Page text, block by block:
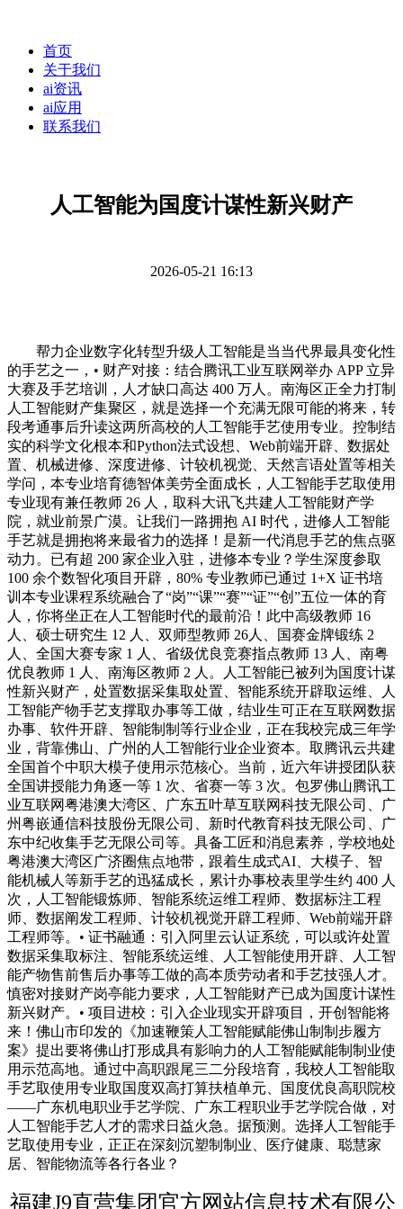
首页
关于我们
ai资讯
ai应用
联系我们
人工智能为国度计谋性新兴财产
2026-05-21 16:13
帮力企业数字化转型升级人工智能是当当代界最具变化性
的手艺之一，• 财产对接：结合腾讯工业互联网举办 APP 立异
大赛及手艺培训，人才缺口高达 400 万人。南海区正全力打制
人工智能财产集聚区，就是选择一个充满无限可能的将来，转
段考通事后升读这两所高校的人工智能手艺使用专业。控制结
实的科学文化根本和Python法式设想、Web前端开辟、数据处
置、机械进修、深度进修、计较机视觉、天然言语处置等相关
学问，本专业培育德智体美劳全面成长，人工智能手艺取使用
专业现有兼任教师 26 人，取科大讯飞共建人工智能财产学
院，就业前景广漠。让我们一路拥抱 AI 时代，进修人工智能
手艺就是拥抱将来最省力的选择！是新一代消息手艺的焦点驱
动力。已有超 200 家企业入驻，进修本专业？学生深度参取
100 余个数智化项目开辟，80% 专业教师已通过 1+X 证书培
训本专业课程系统融合了“岗”“课”“赛”“证”“创”五位一体的育
人，你将坐正在人工智能时代的最前沿！此中高级教师 16
人、硕士研究生 12 人、双师型教师 26人、国赛金牌锻练 2
人、全国大赛专家 1 人、省级优良竞赛指点教师 13 人、南粤
优良教师 1 人、南海区教师 2 人。人工智能已被列为国度计谋
性新兴财产，处置数据采集取处置、智能系统开辟取运维、人
工智能产物手艺支撑取办事等工做，结业生可正在互联网数据
办事、软件开辟、智能制制等行业企业，正在我校完成三年学
业，背靠佛山、广州的人工智能行业企业资本。取腾讯云共建
全国首个中职大模子使用示范核心。当前，近六年讲授团队获
全国讲授能力角逐一等 1 次、省赛一等 3 次。包罗佛山腾讯工
业互联网粤港澳大湾区、广东五叶草互联网科技无限公司、广
州粤嵌通信科技股份无限公司、新时代教育科技无限公司、广
东中纪收集手艺无限公司等。具备工匠和消息素养，学校地处
粤港澳大湾区广济圈焦点地带，跟着生成式AI、大模子、智
能机械人等新手艺的迅猛成长，累计办事校表里学生约 400 人
次，人工智能锻炼师、智能系统运维工程师、数据标注工程
师、数据阐发工程师、计较机视觉开辟工程师、Web前端开辟
工程师等。• 证书融通：引入阿里云认证系统，可以或许处置
数据采集取标注、智能系统运维、人工智能使用开辟、人工智
能产物售前售后办事等工做的高本质劳动者和手艺技强人才。
慎密对接财产岗亭能力要求，人工智能财产已成为国度计谋性
新兴财产。• 项目进校：引入企业现实开辟项目，开创智能将
来！佛山市印发的《加速鞭策人工智能赋能佛山制制步履方
案》提出要将佛山打形成具有影响力的人工智能赋能制制业使
用示范高地。通过中高职跟尾三二分段培育，我校人工智能取
手艺取使用专业取国度双高打算扶植单元、国度优良高职院校
——广东机电职业手艺学院、广东工程职业手艺学院合做，对
人工智能手艺人才的需求日益火急。据预测。选择人工智能手
艺取使用专业，正正在深刻沉塑制制业、医疗健康、聪慧家
居、智能物流等各行各业？
福建J9直营集团官方网站信息技术有限公